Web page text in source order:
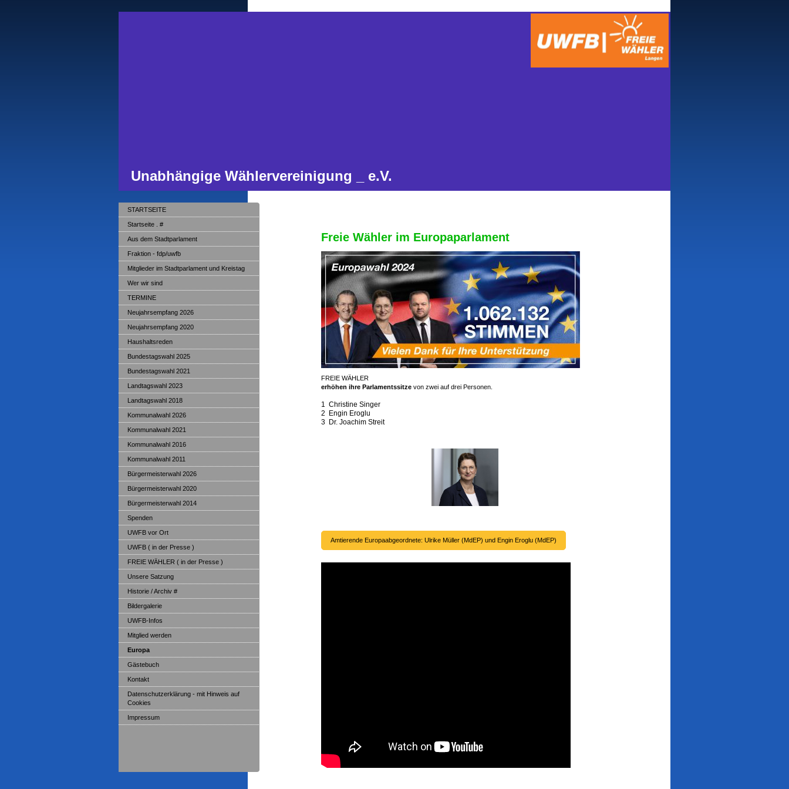
Unabhängige Wählervereinigung _ e.V.
Freie Wähler im Europaparlament
FREIE WÄHLER
erhöhen ihre Parlamentssitze von zwei auf drei Personen.
1 Christine Singer
2 Engin Eroglu
3 Dr. Joachim Streit
Amtierende Europaabgeordnete: Ulrike Müller (MdEP) und Engin Eroglu (MdEP)
STARTSEITE
Startseite . #
Aus dem Stadtparlament
Fraktion - fdp/uwfb
Mitglieder im Stadtparlament und Kreistag
Wer wir sind
TERMINE
Neujahrsempfang 2026
Neujahrsempfang 2020
Haushaltsreden
Bundestagswahl 2025
Bundestagswahl 2021
Landtagswahl 2023
Landtagswahl 2018
Kommunalwahl 2026
Kommunalwahl 2021
Kommunalwahl 2016
Kommunalwahl 2011
Bürgermeisterwahl 2026
Bürgermeisterwahl 2020
Bürgermeisterwahl 2014
Spenden
UWFB vor Ort
UWFB ( in der Presse )
FREIE WÄHLER ( in der Presse )
Unsere Satzung
Historie / Archiv #
Bildergalerie
UWFB-Infos
Mitglied werden
Europa
Gästebuch
Kontakt
Datenschutzerklärung - mit Hinweis auf
Cookies
Impressum